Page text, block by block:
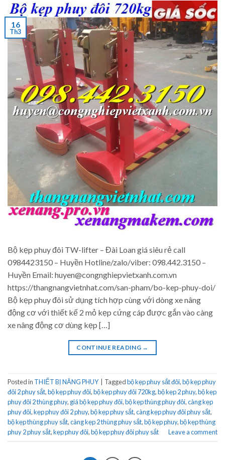
16
Th3
Bộ kẹp phuy đôi TW-lifter – Đài Loan giá siêu rẻ call
0984423150 – Huyền Hotline/zalo/viber: 098.442.3150 –
Huyền Email: huyen@congnghiepvietxanh.com.vn
https://thangnangvietnhat.com/san-pham/bo-kep-phuy-doi/
Bộ kẹp phuy đôi sử dụng tích hợp cùng với dòng xe nâng
động cơ với thiết kế 2 mỏ kẹp cứng cáp được gắn vào càng
xe nâng động cơ dùng kẹp […]
CONTINUE READING →
Posted in THIẾT BỊ NÂNG PHUY Taggedbộ kẹp phuy sắt đôi,bộ kẹp phuy
đôi 2 phuy sắt,bộ kẹp phuy đôi,bộ kẹp phuy đôi 720kg,bộ kẹp 2 phuy,bộ kẹp
phuy đôi 2 thùng phuy, giá bộ kẹp phuy đôi,bộ kẹp thùng phuy đôi,càng kẹp
phuy đôi,kẹp phuy đôi 2 phuy,bộ kẹp phuy sắt,càng kẹp phuy đôi phuy sắt,
bộ kẹp thùng phuy sắt,càng kẹp 2 thùng phuy sắt,bộ kẹp phuy,bộ kẹp thùng
phuy 2 phuy sắt,kẹp phuy đôi,bộ kẹp phuy đôi phuy sắt Leave a comment